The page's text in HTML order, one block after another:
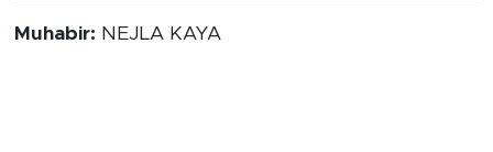
Muhabir: NEJLA KAYA